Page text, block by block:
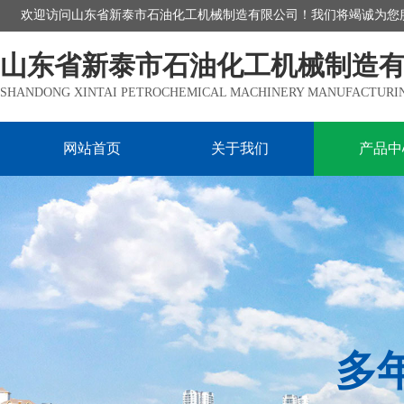
欢迎访问山东省新泰市石油化工机械制造有限公司！我们将竭诚为您
山东省新泰市石油化工机械制造
SHANDONG XINTAI PETROCHEMICAL MACHINERY
网站首页 关于我们 产品
多